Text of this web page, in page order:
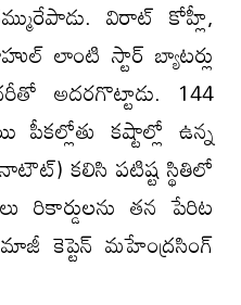
విరాట్ కోహ్లీ,
లాంటి స్టార్ బ్యాటర్లు
అదరగొట్టాడు. 144
పీకల్లోతు కష్టాల్లో ఉన్న
కలిసి పటిష్ట స్థితిలో
రికార్డులను తన పేరిట
కెప్టెన్ మహేంద్రసింగ్